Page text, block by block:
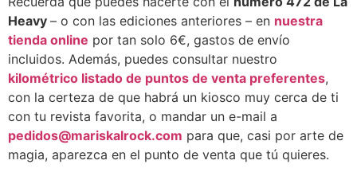
Heavy – o con las ediciones anteriores – en nuestra
tienda online por tan solo 6€, gastos de envío
incluidos. Además, puedes consultar nuestro
kilométrico listado de puntos de venta preferentes,
con la certeza de que habrá un kiosco muy cerca de ti
con tu revista favorita, o mandar un e-mail a
pedidos@mariskalrock.com para que, casi por arte de
magia, aparezca en el punto de venta que tú quieres.